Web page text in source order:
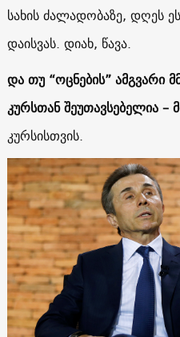
სახის ძალადობაზე, დღეს
დაისვას. დიახ, წავა.
და თუ “ოცნების”
კურსთან შეუთავსებელია –
კურსისთვის.